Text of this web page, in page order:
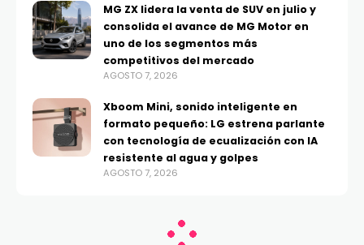
MG ZX lidera la venta de SUV en julio y
consolida el avance de MG Motor en
uno de los segmentos más
competitivos del mercado
AGOSTO 7, 2026
Xboom Mini, sonido inteligente en
formato pequeño: LG estrena parlante
con tecnología de ecualización con IA
resistente al agua y golpes
AGOSTO 7, 2026